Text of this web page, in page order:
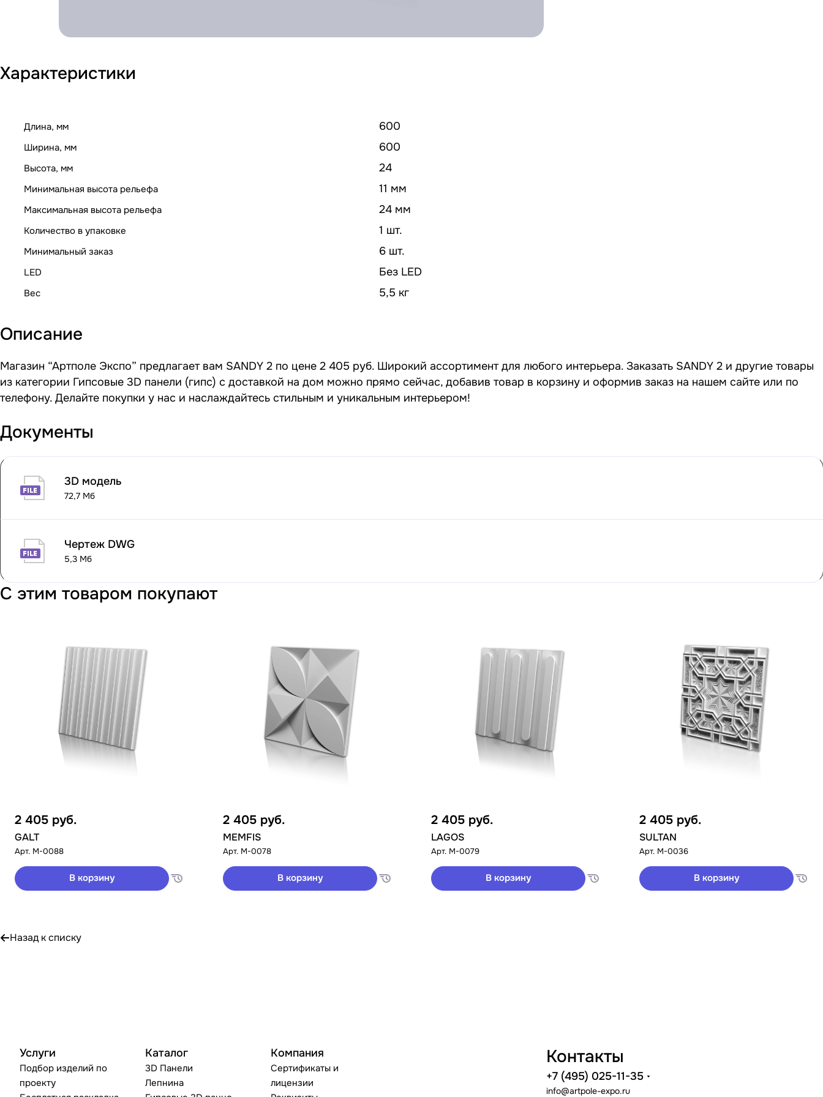
Характеристики
Длина, мм 600
Ширина, мм 600
Высота, мм 24
Минимальная высота рельефа 11 мм
Максимальная высота рельефа 24 мм
Количество в упаковке 1 шт.
Минимальный заказ 6 шт.
LED Без LED
Вес 5,5 кг
Описание
Магазин “Артполе Экспо” предлагает вам SANDY 2 по цене 2 405 руб. Широкий ассортимент для любого интерьера. Заказать SANDY 2 и другие товары
из категории Гипсовые 3D панели (гипс) с доставкой на дом можно прямо сейчас, добавив товар в корзину и оформив заказ на нашем сайте или по
телефону. Делайте покупки у нас и наслаждайтесь стильным и уникальным интерьером!
Документы
3D модель
72,7 Мб
Чертеж DWG
5,3 Мб
С этим товаром покупают
2 405 руб.
GALT
Арт. M-0088
В корзину
2 405 руб.
MEMFIS
Арт. M-0078
В корзину
2 405 руб.
LAGOS
Арт. M-0079
В корзину
2 405 руб.
SULTAN
Арт. M-0036
В корзину
Назад к списку
Услуги
Подбор изделий по
проекту
Каталог
3D Панели
Лепнина
Компания
Сертификаты и
лицензии
Контакты
+7 (495) 025-11-35
info@artpole-expo.ru